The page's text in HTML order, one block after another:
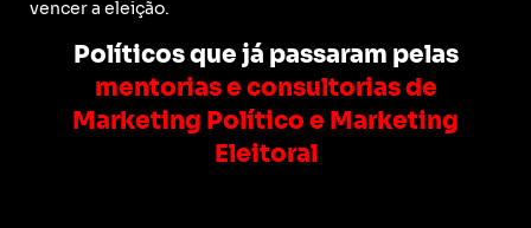
vencer a eleição.
Políticos que já passaram pelas
mentorias e consultorias de
Marketing Político e Marketing
Eleitoral